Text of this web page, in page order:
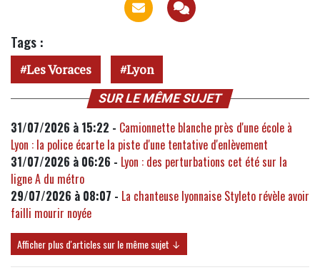
Tags :
Les Voraces Lyon
SUR LE MÊME SUJET
31/07/2026 à 15:22 - Camionnette blanche près d'une école à
Lyon : la police écarte la piste d'une tentative d'enlèvement
31/07/2026 à 06:26 - Lyon : des perturbations cet été sur la
ligne A du métro
29/07/2026 à 08:07 - La chanteuse lyonnaise Styleto révèle avoir
failli mourir noyée
Afficher plus d'articles sur le même sujet ↓